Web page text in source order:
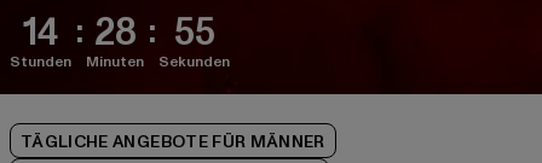
14
Stunden
28
Minuten
54
Sekunden
TÄGLICHE ANGEBOTE FÜR MÄNNER